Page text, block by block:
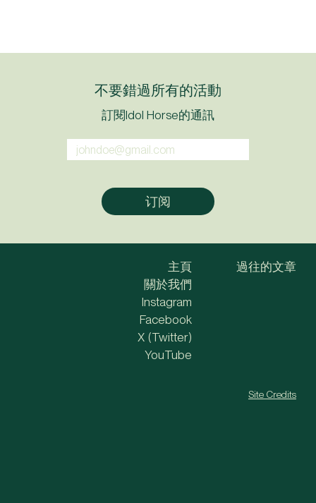
不要錯過所有的活動
訂閱Idol Horse的通訊
主頁
關於我們
過往的文章
Instagram
Facebook
X (Twitter)
YouTube
Site Credits